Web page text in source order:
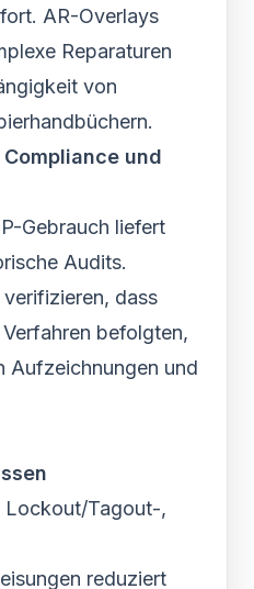
AR-Overlays
Reparaturen
von
und
Gebrauch liefert
Audits.
dass
befolgten,
Aufzeichnungen und
Lockout/Tagout-,
reduziert